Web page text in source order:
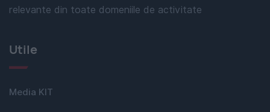
relevante din toate domeniile de activitate
Utile
Media KIT